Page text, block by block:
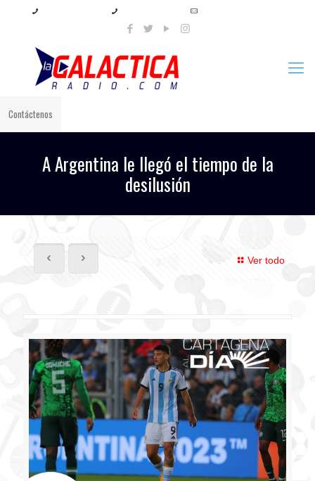
Contáctenos
A Argentina le llegó el tiempo de la
desilusión
Ver todo